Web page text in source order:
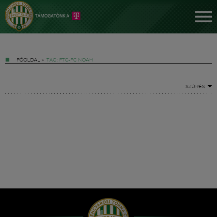
FŐOLDAL » TAG: FTC-FC NOAH
SZŰRÉS
Hírek